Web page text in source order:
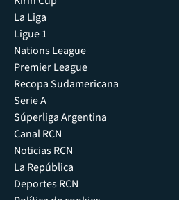
La Liga
Ligue 1
Nations League
Premier League
Recopa Sudamericana
Serie A
Súperliga Argentina
Canal RCN
Noticias RCN
La República
Deportes RCN